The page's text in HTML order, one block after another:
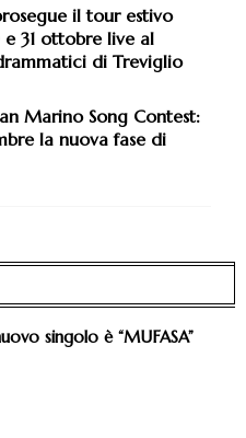
il tour estivo
31 ottobre live al
di Treviglio
Marino Song Contest:
la nuova fase di
singolo è “MUFASA”